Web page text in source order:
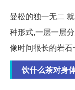
曼松的独一无二
种形式,一层一层
像时间很长的岩
饮什么茶对身